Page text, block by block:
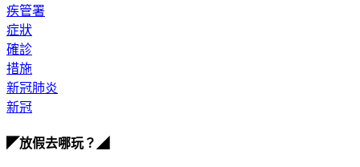
疾管署
症狀
確診
措施
新冠肺炎
新冠
◤放假去哪玩？◢